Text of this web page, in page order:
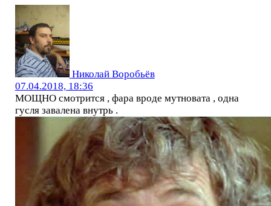
Николай Воробьёв
07.04.2018, 18:36
МОЩНО смотрится , фара вроде мутновата , одна
гусля завалена внутрь .